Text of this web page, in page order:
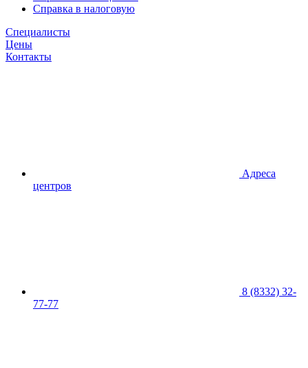
Справка в налоговую
Специалисты
Цены
Контакты
Адреса
центров
8 (8332) 32-
77-77